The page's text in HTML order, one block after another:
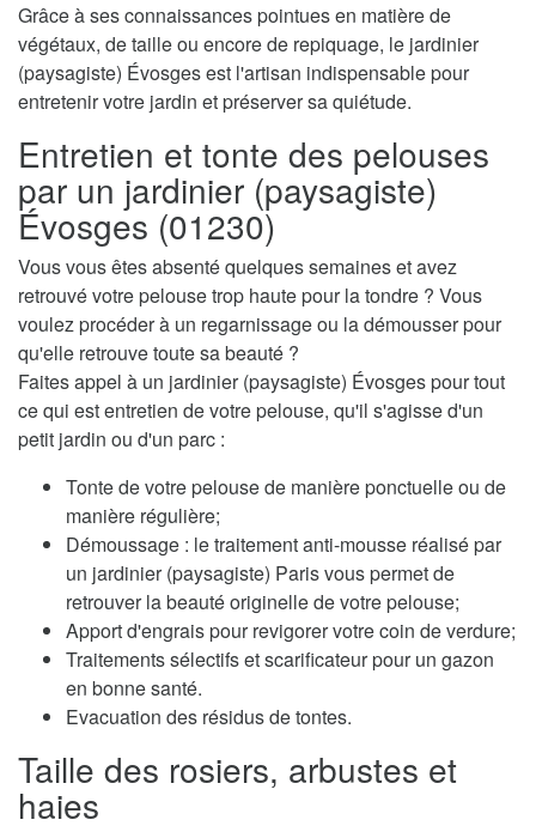
Grâce à ses connaissances pointues en matière de
végétaux, de taille ou encore de repiquage, le jardinier
(paysagiste) Évosges est l'artisan indispensable pour
entretenir votre jardin et préserver sa quiétude.
Entretien et tonte des pelouses
par un jardinier (paysagiste)
Évosges (01230)
Vous vous êtes absenté quelques semaines et avez
retrouvé votre pelouse trop haute pour la tondre ? Vous
voulez procéder à un regarnissage ou la démousser pour
qu'elle retrouve toute sa beauté ?
Faites appel à un jardinier (paysagiste) Évosges pour tout
ce qui est entretien de votre pelouse, qu'il s'agisse d'un
petit jardin ou d'un parc :
Tonte de votre pelouse de manière ponctuelle ou de
manière régulière;
Démoussage : le traitement anti-mousse réalisé par
un jardinier (paysagiste) Paris vous permet de
retrouver la beauté originelle de votre pelouse;
Apport d'engrais pour revigorer votre coin de verdure;
Traitements sélectifs et scarificateur pour un gazon
en bonne santé.
Evacuation des résidus de tontes.
Taille des rosiers, arbustes et
haies